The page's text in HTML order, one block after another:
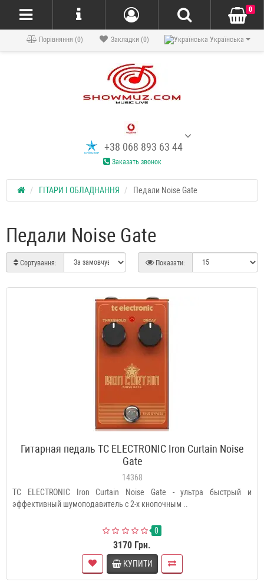
Українська
Закладки (0)
Порівняння (0)
+38 068 893 63 44
Заказать звонок
0
ГІТАРИ І ОБЛАДНАННЯ Педали Noise Gate
Педали Noise Gate
Сортування: Показати:
Гитарная педаль TC ELECTRONIC Iron Curtain Noise
Gate
14368
TC ELECTRONIC Iron Curtain Noise Gate - ультра быстрый и
эффективный шумоподавитель с 2-х кнопочным ..
0
3170 Грн.
КУПИТИ